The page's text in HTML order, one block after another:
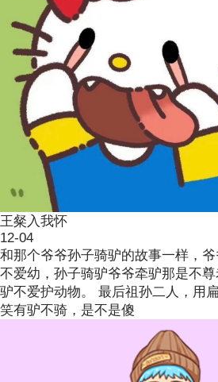
王粲入我怀
12-04
和那个爷爷孙子骑驴的故事一样，
不爱幼，孙子骑驴爷爷牵驴那是不
驴不爱护动物。 最后祖孙二人，用
笑有驴不骑，是不是傻